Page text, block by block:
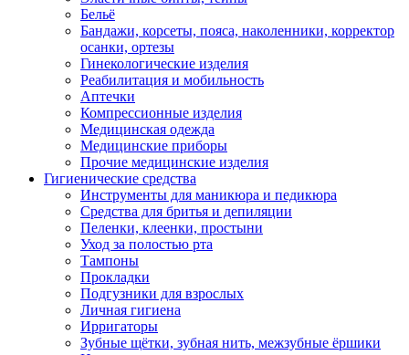
Бельё
Бандажи, корсеты, пояса, наколенники, корректор
осанки, ортезы
Гинекологические изделия
Реабилитация и мобильность
Аптечки
Компрессионные изделия
Медицинская одежда
Медицинские приборы
Прочие медицинские изделия
Гигиенические средства
Инструменты для маникюра и педикюра
Средства для бритья и депиляции
Пеленки, клеенки, простыни
Уход за полостью рта
Тампоны
Прокладки
Подгузники для взрослых
Личная гигиена
Ирригаторы
Зубные щётки, зубная нить, межзубные ёршики